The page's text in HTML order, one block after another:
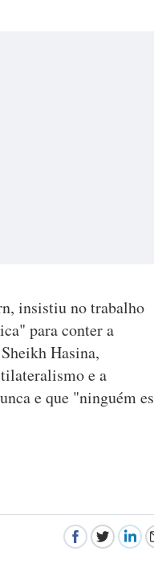
insistiu no trabalho
para conter a
Hasina,
e a
e que "ninguém